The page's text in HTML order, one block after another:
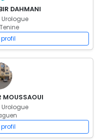
DAHMANI